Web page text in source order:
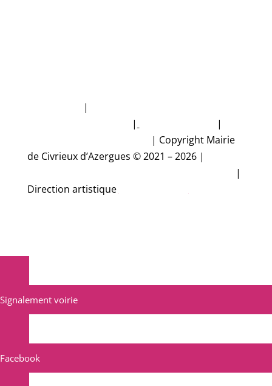
|
|
|
| Copyright Mairie
de Civrieux d’Azergues © 2021 – 2026 |
|
Direction artistique
Signalement voirie
Facebook